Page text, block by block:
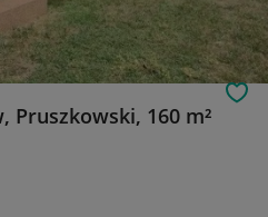
Pruszkowski, 160 m²